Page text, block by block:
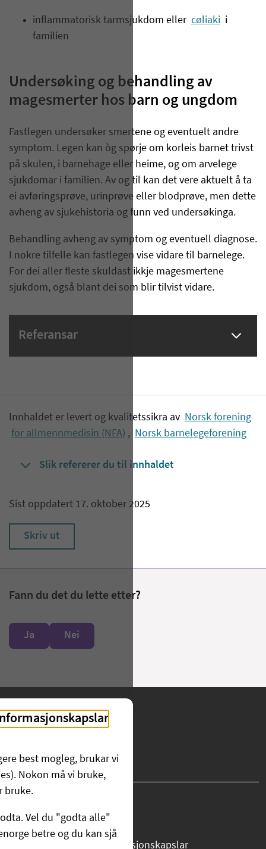
inflammatorisk tarmsjukdom eller cøliaki i
familien
Undersøking og behandling av
magesmerter hos barn og ungdom
Fastlegen undersøker smertene og eventuelt andre
symptom. Legen kan òg spørje om korleis barnet trivst
på skulen, i barnehage eller heime, og om arvelege
sjukdomar i familien. Av og til kan det vere aktuelt å ta
ei avføringsprøve, urinprøve eller blodprøve, men dette
avheng av sjukehistoria og funn ved undersøkinga.
Behandling avheng av symptom og eventuell diagnose.
I nokre tilfelle kan fastlegen vise vidare til barnelege.
For dei aller fleste skuldast ikkje magesmertene
sjukdom, også blant dei som blir tilvist vidare.
Referansar
Innhaldet er levert og kvalitetssikra av Norsk forening
for allmennmedisin (NFA) , Norsk barnelegeforening
Slik refererer du til innhaldet
Sist oppdatert 17. oktober 2025
Skriv ut
Fann du det du lette etter?
Ja Nei